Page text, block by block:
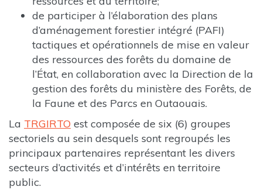
de participer à l’élaboration des plans
d’aménagement forestier intégré (PAFI)
tactiques et opérationnels de mise en valeur
des ressources des forêts du domaine de
l’État, en collaboration avec la Direction de la
gestion des forêts du ministère des Forêts, de
la Faune et des Parcs en Outaouais.
La TRGIRTO est composée de six (6) groupes
sectoriels au sein desquels sont regroupés les
principaux partenaires représentant les divers
secteurs d’activités et d’intérêts en territoire
public.